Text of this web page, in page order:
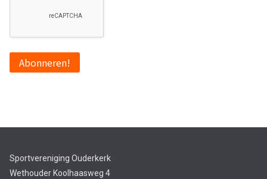
Sportvereniging Ouderkerk
Wethouder Koolhaasweg 4